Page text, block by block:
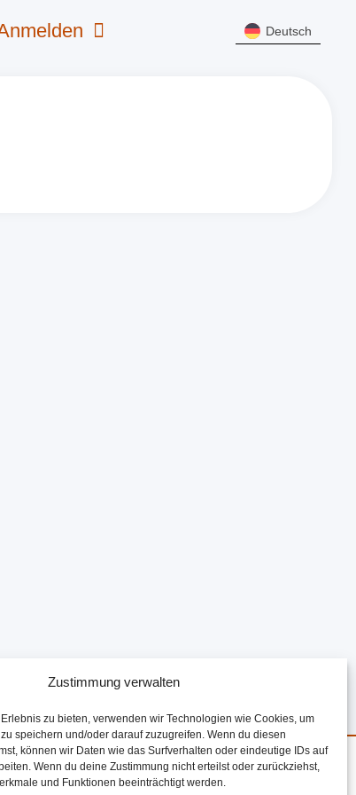
Zustimmung verwalten
zu bieten, verwenden wir Technologien wie Cookies, um
speichern und/oder darauf zuzugreifen. Wenn du diesen
können wir Daten wie das Surfverhalten oder eindeutige IDs auf
Wenn du deine Zustimmung nicht erteilst oder zurückziehst,
und Funktionen beeinträchtigt werden.
Deutsch
Deutsch
mit Mitteln des